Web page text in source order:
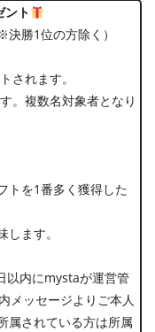
ント
勝1位の方除く）
されます。
。複数名対象者となり
トを1番多く獲得した
ます。
以内にmystaが運営管
メッセージよりご本人
属されている方は所属